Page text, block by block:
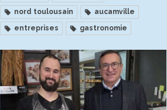
nord toulousain
aucamville
entreprises
gastronomie